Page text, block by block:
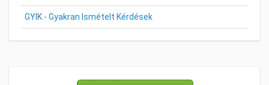
GYIK - Gyakran Ismételt Kérdések